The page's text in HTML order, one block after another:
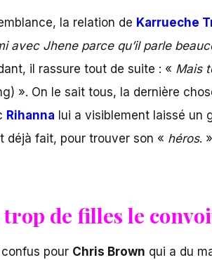
la relation de Karrueche
avec Jhene parce qu’il parle
il rassure tout de suite : « Mais
». On le sait tous, la dernière
Rihanna lui a visiblement laissé un
déjà fait, pour trouver son « héros.
de filles le
pour Chris Brown qui a du